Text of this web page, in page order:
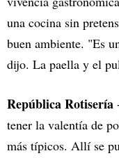
una cocina sin
buen ambiente. "Es
dijo. La paella y el
República Rotisería
tener la valentía de
más típicos. Allí se